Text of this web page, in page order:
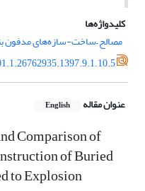
کلیدواژه‌ها
مصالح –ساخت-سازه‌های مدفون
عنوان مقاله English
Comparison of
of Buried
to Explosion